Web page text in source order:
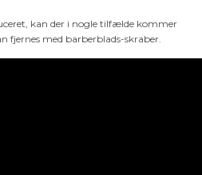
kan der i nogle tilfælde kommer
fjernes med barberblads-skraber.